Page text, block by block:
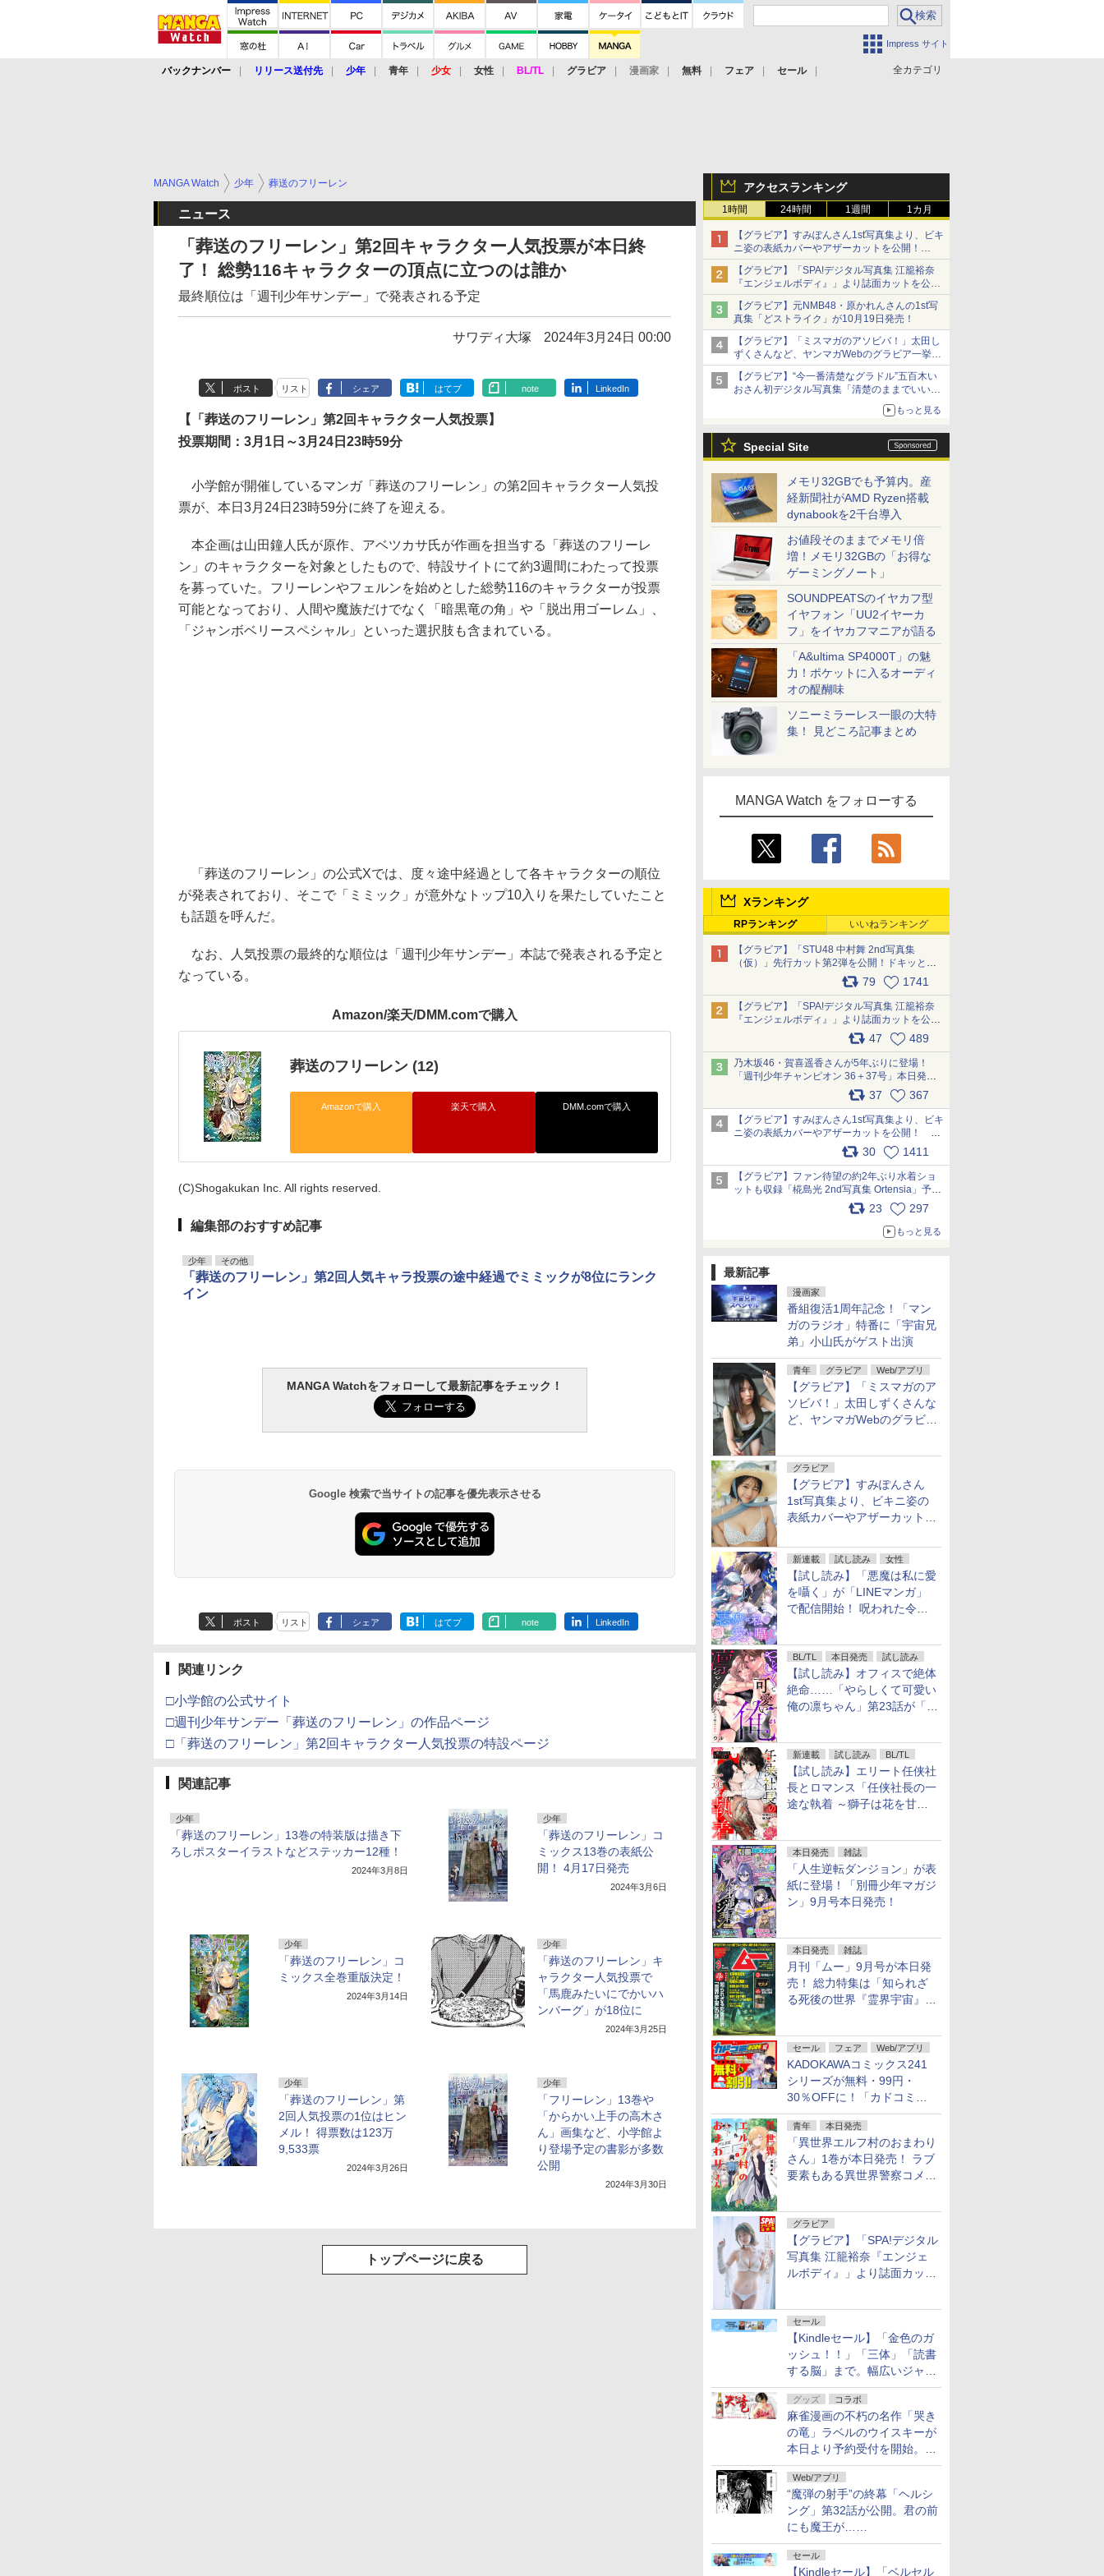
Impress サイト
全カテゴリ
バックナンバー リリース送付先 少年 青年 少女 女性 BL/TL グラビア 漫画家 無料 フェア セール
アクセスランキング
1時間 24時間 1週間 1カ月
【グラビア】すみぽんさん1st写真集より、ビキ
ニ姿の表紙カバーやアザーカットを公開！
タイトルは「offcourt（オフコート）」に決定
【グラビア】「SPA!デジタル写真集 江籠裕奈
『エンジェルボディ』」より誌面カットを公
開！
【グラビア】元NMB48・原かれんさんの1st写
真集「どストライク」が10月19日発売！
【グラビア】「ミスマガのアソビバ！」太田し
ずくさんなど、ヤンマガWebのグラビア一挙公
開！
【グラビア】“今一番清楚なグラドル”五百木い
おさん初デジタル写真集「清楚のままでいい
もっと見る
Special Site
メモリ32GBでも予算内。産
経新聞社がAMD Ryzen搭載
dynabookを2千台導入
お値段そのままでメモリ倍
増！メモリ32GBの「お得な
ゲーミングノート」
SOUNDPEATSのイヤカフ型
イヤフォン「UU2イヤーカ
フ」をイヤカフマニアが語る
「A&ultima SP4000T」の魅
力！ポケットに入るオーディ
オの醍醐味
ソニーミラーレス一眼の大特
集！ 見どころ記事まとめ
MANGA Watch をフォローする
Xランキング
RPランキング いいねランキング
【グラビア】「STU48 中村舞 2nd写真集
（仮）」先行カット第2弾を公開！ドキッとす
るランジェリーカットなど新たな挑戦
79 1741
【グラビア】「SPA!デジタル写真集 江籠裕奈
『エンジェルボディ』」より誌面カットを公
開！ pic.x.com/Yl52UEMoko 47 489
乃木坂46・賀喜遥香さんが5年ぶりに登場！
「週刊少年チャンピオン 36＋37号」本日発
売 pic.x.com/2Mo85ZlRvK
37 367
【グラビア】すみぽんさん1st写真集より、ビキ
ニ姿の表紙カバーやアザーカットを公開！ タ
イトルは「offcourt（オフコート）」に決定
30 1411
【グラビア】ファン待望の約2年ぶり水着ショ
ットも収録「椛島光 2nd写真集 Ortensia」予約
23 297
もっと見る
最新記事
漫画家
番組復活1周年記念！「マン
ガのラジオ」特番に「宇宙兄
弟」小山氏がゲスト出演
青年 グラビア Web/アプリ
【グラビア】「ミスマガのア
ソビバ！」太田しずくさんな
ど、ヤンマガWebのグラビア
グラビア
【グラビア】すみぽんさん
1st写真集より、ビキニ姿の
表紙カバーやアザーカットを
新連載 試し読み 女性
【試し読み】「悪魔は私に愛
を囁く」が「LINEマンガ」
で配信開始！ 呪われた令嬢×
BL/TL 本日発売 試し読み
【試し読み】オフィスで絶体
絶命……「やらしくて可愛い
俺の凛ちゃん」第23話が「コ
新連載 試し読み BL/TL
【試し読み】エリート任侠社
長とロマンス「任侠社長の一
途な執着 ～獅子は花を甘く
本日発売 雑誌
「人生逆転ダンジョン」が表
紙に登場！「別冊少年マガジ
ン」9月号本日発売！
本日発売 雑誌
月刊「ムー」9月号が本日発
売！ 総力特集は「知られざ
る死後の世界『霊界宇宙』の
セール フェア Web/アプリ
KADOKAWAコミックス241
シリーズが無料・99円・
30％OFFに！「カドコミフ
ェア 2026」第2弾が開催中！
青年 本日発売
「異世界エルフ村のおまわり
さん」1巻が本日発売！ ラブ
要素もある異世界警察コメデ
グラビア
【グラビア】「SPA!デジタル
写真集 江籠裕奈『エンジェ
ルボディ』」より誌面カット
セール
【Kindleセール】「金色のガ
ッシュ！！」「三体」「読書
する脳」まで。幅広いジャン
ルの電子書籍が最大65％オ
フ！「Kindle本サマーセー
ル」第2弾が開催中！
グッズ コラボ
麻雀漫画の不朽の名作「哭き
の竜」ラベルのウイスキーが
本日より予約受付を開始。8
月16日まで
Web/アプリ
“魔弾の射手”の終幕「ヘルシ
ング」第32話が公開。君の前
にも魔王が……
セール
【Kindleセール】「ベルセル
MANGA Watch 少年 葬送のフリーレン
ニュース
「葬送のフリーレン」第2回キャラクター人気投票が本日終
了！ 総勢116キャラクターの頂点に立つのは誰か
最終順位は「週刊少年サンデー」で発表される予定
サワディ大塚 2024年3月24日 00:00
ポスト リスト シェア はてブ note LinkedIn
【「葬送のフリーレン」第2回キャラクター人気投票】
投票期間：3月1日～3月24日23時59分
小学館が開催しているマンガ「葬送のフリーレン」の第2回キャラクター人気投
票が、本日3月24日23時59分に終了を迎える。
本企画は山田鐘人氏が原作、アベツカサ氏が作画を担当する「葬送のフリーレ
ン」のキャラクターを対象としたもので、特設サイトにて約3週間にわたって投票
を募っていた。フリーレンやフェルンを始めとした総勢116のキャラクターが投票
可能となっており、人間や魔族だけでなく「暗黒竜の角」や「脱出用ゴーレム」、
「ジャンボベリースペシャル」といった選択肢も含まれている。
「葬送のフリーレン」の公式Xでは、度々途中経過として各キャラクターの順位
が発表されており、そこで「ミミック」が意外なトップ10入りを果たしていたこと
も話題を呼んだ。
なお、人気投票の最終的な順位は「週刊少年サンデー」本誌で発表される予定と
なっている。
Amazon/楽天/DMM.comで購入
葬送のフリーレン (12)
Amazonで購入 楽天で購入 DMM.comで購入
(C)Shogakukan Inc. All rights reserved.
編集部のおすすめ記事
少年 その他
「葬送のフリーレン」第2回人気キャラ投票の途中経過でミミックが8位にランク
イン
MANGA Watchをフォローして最新記事をチェック！
Google 検索で当サイトの記事を優先表示させる
ポスト リスト シェア はてブ note LinkedIn
関連リンク
□小学館の公式サイト
□週刊少年サンデー「葬送のフリーレン」の作品ページ
□「葬送のフリーレン」第2回キャラクター人気投票の特設ページ
関連記事
少年
「葬送のフリーレン」13巻の特装版は描き下
ろしポスターイラストなどステッカー12種！
2024年3月8日
少年
「葬送のフリーレン」コ
ミックス13巻の表紙公
開！ 4月17日発売
2024年3月6日
少年
「葬送のフリーレン」コ
ミックス全巻重版決定！
2024年3月14日
少年
「葬送のフリーレン」キ
ャラクター人気投票で
「馬鹿みたいにでかいハ
ンバーグ」が18位に
2024年3月25日
少年
「葬送のフリーレン」第
2回人気投票の1位はヒン
メル！ 得票数は123万
9,533票
2024年3月26日
少年
「フリーレン」13巻や
「からかい上手の高木さ
ん」画集など、小学館よ
り登場予定の書影が多数
公開
2024年3月30日
トップページに戻る